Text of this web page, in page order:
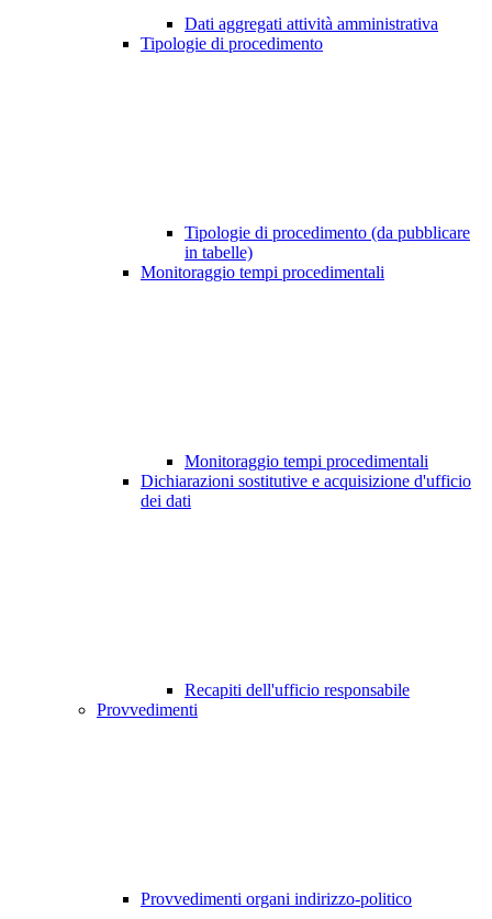
Dati aggregati attività amministrativa
Tipologie di procedimento
Tipologie di procedimento (da pubblicare
in tabelle)
Monitoraggio tempi procedimentali
Monitoraggio tempi procedimentali
Dichiarazioni sostitutive e acquisizione d'ufficio
dei dati
Recapiti dell'ufficio responsabile
Provvedimenti
Provvedimenti organi indirizzo-politico